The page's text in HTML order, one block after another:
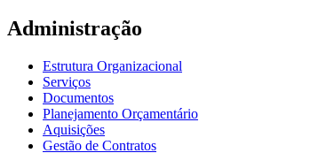
Administração
Estrutura Organizacional
Serviços
Documentos
Planejamento Orçamentário
Aquisições
Gestão de Contratos